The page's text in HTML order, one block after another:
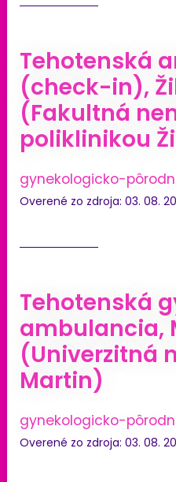
Tehotenská
(check-in),
(Fakultná
poliklinikou
gynekologicko-
Overené zo zdroja: 03. 08.
Tehotenská
ambulancia,
(Univerzitná
Martin)
gynekologicko-
Overené zo zdroja: 03. 08.